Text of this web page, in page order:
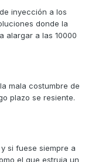
inyección a los
donde la
alargar a las 10000
mala costumbre de
plazo se resiente.
si fuese siempre a
el que estruja un